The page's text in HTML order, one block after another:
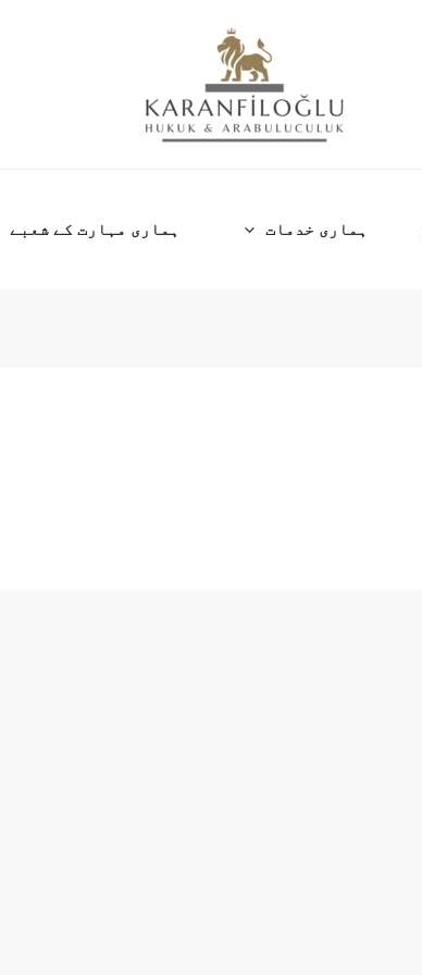
ہماری خدمات ہماری مہارت کے شعبے